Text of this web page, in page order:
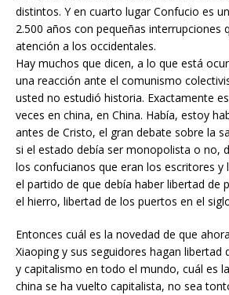
distintos. Y en cuarto lugar Confucio es
2.500 años con pequeñas interrupciones
atención a los occidentales.
Hay muchos que dicen, a lo que está
una reacción ante el comunismo
usted no estudió historia. Exactamente
veces en china, en China. Había, estoy
antes de Cristo, el gran debate sobre la
si el estado debía ser monopolista o no,
los confucianos que eran los escritores
el partido de que debía haber libertad de
el hierro, libertad de los puertos en el
Entonces cuál es la novedad de que
Xiaoping y sus seguidores hagan libertad
y capitalismo en todo el mundo, cuál es
china se ha vuelto capitalista, no sea